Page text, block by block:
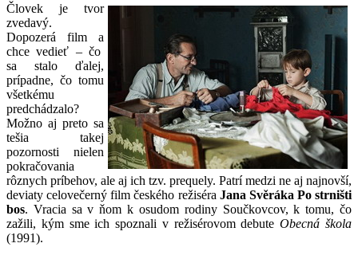
Človek je tvor
zvedavý.
Dopozerá film a
chce vedieť – čo
sa stalo ďalej,
prípadne, čo tomu
všetkému
predchádzalo?
Možno aj preto sa
tešia takej
pozornosti nielen
pokračovania
rôznych príbehov, ale aj ich tzv. prequely. Patrí medzi ne aj najnovší,
deviaty celovečerný film českého režiséra Jana Svěráka Po strništi
bos. Vracia sa v ňom k osudom rodiny Součkovcov, k tomu, čo
zažili, kým sme ich spoznali v režisérovom debuteObecná škola
(1991).